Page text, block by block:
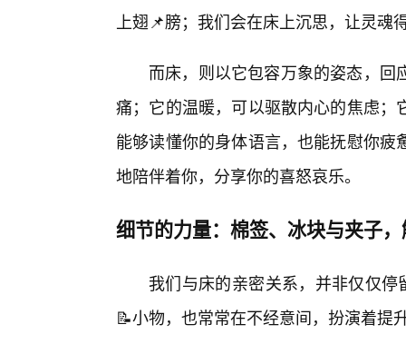
上翅📌膀；我们会在床上沉思，让灵魂
而床，则以它包容万象的姿态，
痛；它的温暖，可以驱散内心的焦虑
能够读懂你的身体语言，也能抚慰你
地陪伴着你，分享你的喜怒哀乐。
细节的力量：棉签、冰块与夹子
我们与床的亲密关系，并非仅仅停
📝小物，也常常在不经意间，扮演着提